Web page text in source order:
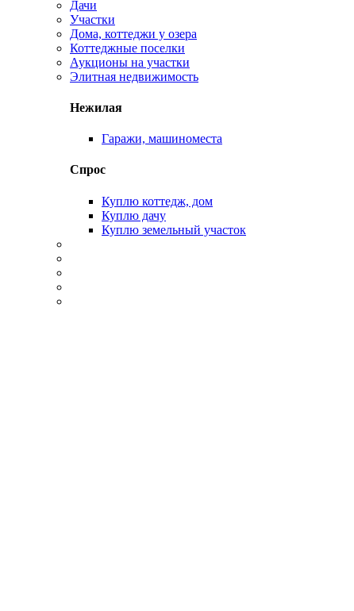
Дачи
Участки
Дома, коттеджи у озера
Коттеджные поселки
Аукционы на участки
Элитная недвижимость
Нежилая
Гаражи, машиноместа
Спрос
Куплю коттедж, дом
Куплю дачу
Куплю земельный участок